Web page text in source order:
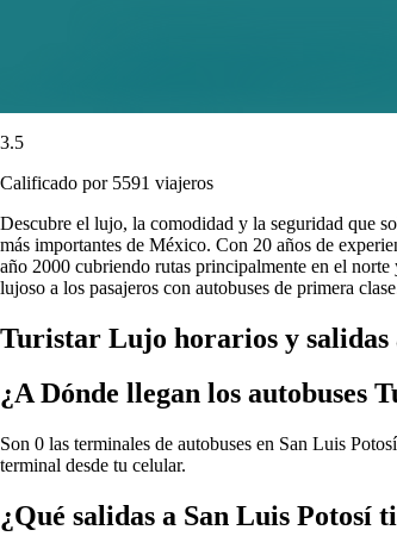
3.5
Calificado por 5591 viajeros
Descubre el lujo, la comodidad y la seguridad que
más importantes de México. Con 20 años de
año 2000 cubriendo rutas principalmente en el
lujoso a los pasajeros con autobuses de primera
Turistar Lujo horarios y salidas
¿A Dónde llegan los autobuses
Son 0 las terminales de autobuses en San Luis
terminal desde tu celular.
¿Qué salidas a San Luis Potosí